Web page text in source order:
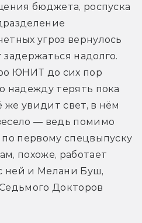
бюджета, роспуска
угроз вернулось
надолго.
ЮНИТ до сих пор
надежду терять пока
же увидит свет, в нём
— ведь помимо
первому спецвыпуску
похоже, работает
ней и Мелани Буш,
Докторов